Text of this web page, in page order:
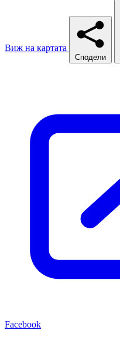
Виж на картата
Сподели
Facebook